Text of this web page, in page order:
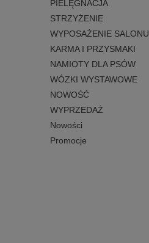
PIELĘGNACJA
STRZYŻENIE
WYPOSAŻENIE SALONU
KARMA I PRZYSMAKI
NAMIOTY DLA PSÓW
WÓZKI WYSTAWOWE
NOWOŚĆ
WYPRZEDAŻ
Nowości
Promocje